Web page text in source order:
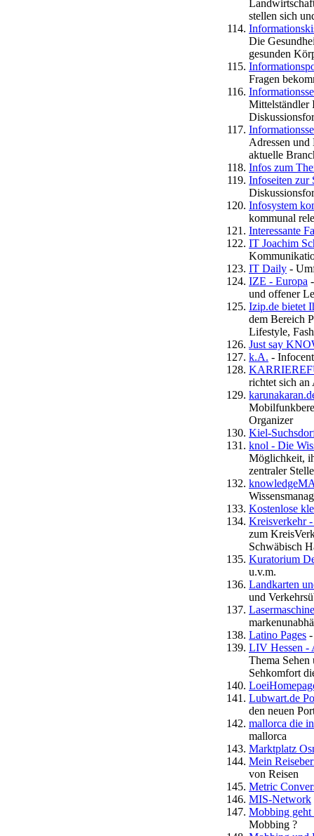
stellen sich
Die
gesunden
Fragen
Mittelständler
Adressen
aktuelle
Infos zum
Infoseiten zur
Infosystem
kommunal
Interessante
IT Joachim
IT Daily -
IZE - Europa
und offener
Izip.de bietet
dem Bereich
Lifestyle,
Just say
k.A. -
richtet sich an
Organizer
Kiel-
knol - Die
Möglichkeit,
zentraler
Kostenlose
Kreisverkehr
zum
Schwäbisch
Kuratorium
u.v.m.
Landkarten
und
Latino Pages
LIV Hessen -
Thema
Sehkomfort
Lubwart.de
den neuen
mallorca die
mallorca
Marktplatz
Mein
von Reisen
Metric
MIS-Network
Mobbing geht
Mobbing ?